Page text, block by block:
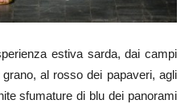
estiva sarda, dai campi
al rosso dei papaveri, agli
sfumature di blu dei panorami